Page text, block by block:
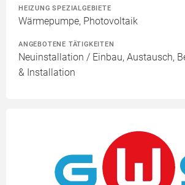
HEIZUNG SPEZIALGEBIETE
Wärmepumpe, Photovoltaik
ANGEBOTENE TÄTIGKEITEN
Neuinstallation / Einbau, Austausch,
& Installation